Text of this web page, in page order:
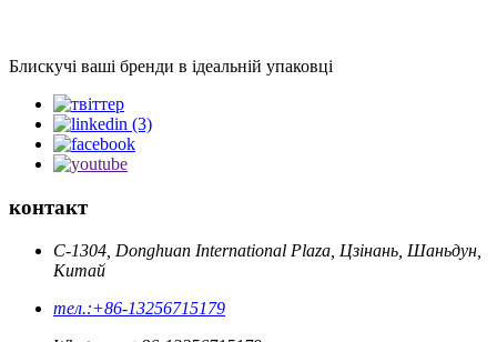
Блискучі ваші бренди в ідеальній упаковці
контакт
C-1304, Donghuan International Plaza, Цзінань, Шаньдун,
Китай
тел.:+86-13256715179